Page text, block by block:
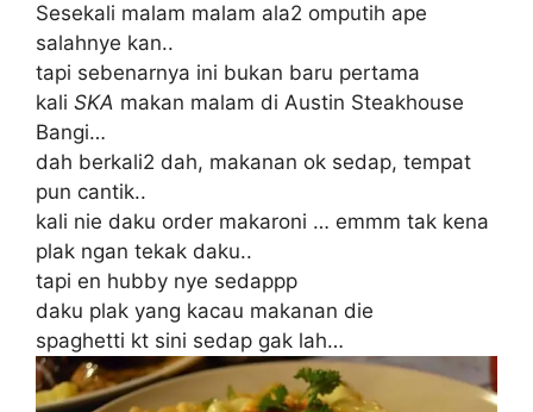
Sesekali malam malam ala2 omputih ape
salahnye kan..
tapi sebenarnya ini bukan baru pertama
kali SKA makan malam di Austin Steakhouse
Bangi…
dah berkali2 dah, makanan ok sedap, tempat
pun cantik..
kali nie daku order makaroni … emmm tak kena
plak ngan tekak daku..
tapi en hubby nye sedappp
daku plak yang kacau makanan die
spaghetti kt sini sedap gak lah…